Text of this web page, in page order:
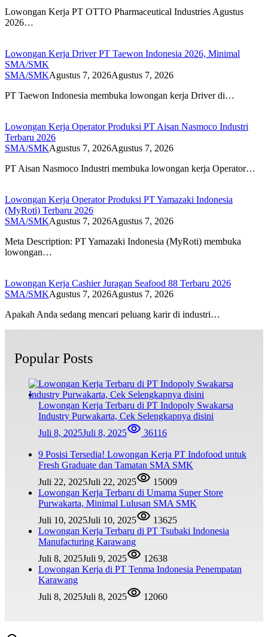
Lowongan Kerja PT OTTO Pharmaceutical Industries Agustus
2026…
Lowongan Kerja Driver PT Taewon Indonesia 2026, Minimal
SMA/SMK
SMA/SMKAgustus 7, 2026Agustus 7, 2026
PT Taewon Indonesia membuka lowongan kerja Driver di…
Lowongan Kerja Operator Produksi PT Aisan Nasmoco Industri
Terbaru 2026
SMA/SMKAgustus 7, 2026Agustus 7, 2026
PT Aisan Nasmoco Industri membuka lowongan kerja Operator…
Lowongan Kerja Operator Produksi PT Yamazaki Indonesia
(MyRoti) Terbaru 2026
SMA/SMKAgustus 7, 2026Agustus 7, 2026
Meta Description: PT Yamazaki Indonesia (MyRoti) membuka
lowongan…
Lowongan Kerja Cashier Juragan Seafood 88 Terbaru 2026
SMA/SMKAgustus 7, 2026Agustus 7, 2026
Apakah Anda sedang mencari peluang karir di industri…
Popular Posts
Lowongan Kerja Terbaru di PT Indopoly Swakarsa
Industry Purwakarta, Cek Selengkapnya disini
Juli 8, 2025Juli 8, 2025 36116
9 Posisi Tersedia! Lowongan Kerja PT Indofood untuk
Fresh Graduate dan Tamatan SMA SMK
Juli 22, 2025Juli 22, 2025
15009
Lowongan Kerja Terbaru di Umama Super Store
Purwakarta, Minimal Lulusan SMA SMK
Juli 10, 2025Juli 10, 2025
13625
Lowongan Kerja Terbaru di PT Tsubaki Indonesia
Manufacturing Karawang
Juli 8, 2025Juli 9, 2025
12638
Lowongan Kerja di PT Tenma Indonesia Penempatan
Karawang
Juli 8, 2025Juli 8, 2025 12060